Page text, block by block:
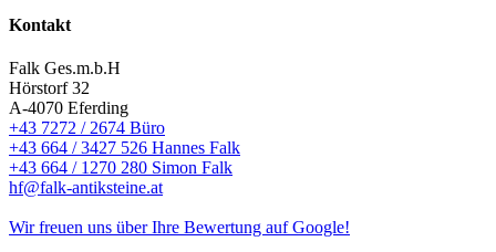
Kontakt
Falk Ges.m.b.H
Hörstorf 32
A-4070 Eferding
+43 7272 / 2674 Büro
+43 664 / 3427 526 Hannes Falk
+43 664 / 1270 280 Simon Falk
hf@falk-antiksteine.at
Wir freuen uns über Ihre Bewertung auf Google!